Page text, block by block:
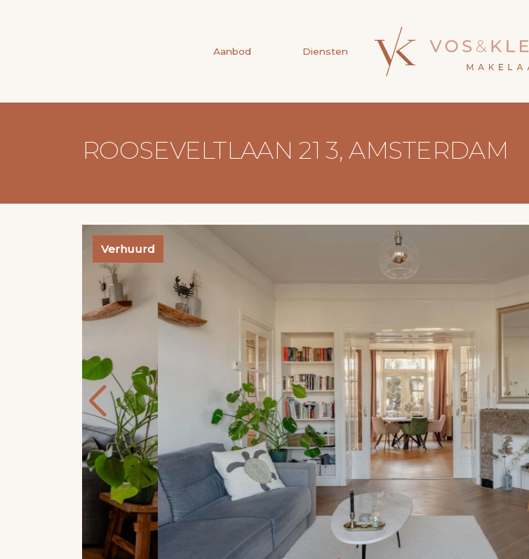
Aanbod Diensten
ROOSEVELTLAAN 21 3, AMSTERDAM
Verhuurd